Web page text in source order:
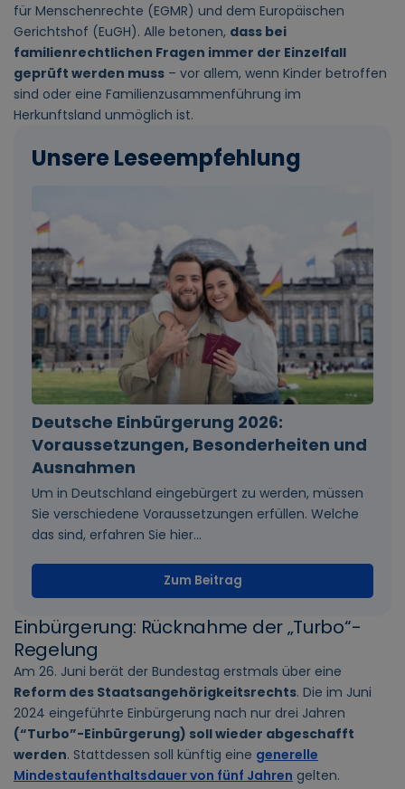
für Menschenrechte (EGMR) und dem Europäischen
Gerichtshof (EuGH). Alle betonen, dass bei
familienrechtlichen Fragen immer der Einzelfall
geprüft werden muss – vor allem, wenn Kinder betroffen
sind oder eine Familienzusammenführung im
Herkunftsland unmöglich ist.
Unsere Leseempfehlung
Deutsche Einbürgerung 2026:
Voraussetzungen, Besonderheiten und
Ausnahmen
Um in Deutschland eingebürgert zu werden, müssen
Sie verschiedene Voraussetzungen erfüllen. Welche
das sind, erfahren Sie hier...
Zum Beitrag
Einbürgerung: Rücknahme der „Turbo“-
Regelung
Am 26. Juni berät der Bundestag erstmals über eine
Reform des Staatsangehörigkeitsrechts. Die im Juni
2024 eingeführte Einbürgerung nach nur drei Jahren
(“Turbo”-Einbürgerung) soll wieder abgeschafft
werden. Stattdessen soll künftig eine generelle
Mindestaufenthaltsdauer von fünf Jahren gelten.